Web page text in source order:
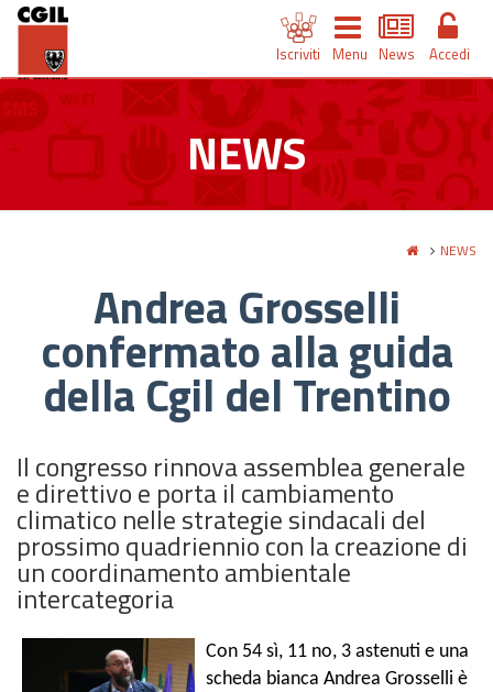
Iscriviti Menu News Accedi
NEWS
NEWS
Andrea Grosselli
confermato alla guida
della Cgil del Trentino
Il congresso rinnova assemblea generale
e direttivo e porta il cambiamento
climatico nelle strategie sindacali del
prossimo quadriennio con la creazione di
un coordinamento ambientale
intercategoria
Con 54 sì, 11 no, 3 astenuti e una
scheda bianca Andrea Grosselli è